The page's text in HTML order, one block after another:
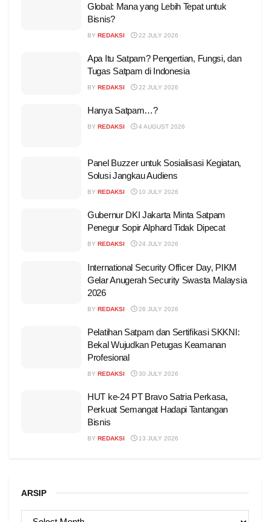
Global: Mana yang Lebih Tepat untuk
Bisnis?
BY REDAKSI 22 JULY 2026
Apa Itu Satpam? Pengertian, Fungsi, dan
Tugas Satpam di Indonesia
BY REDAKSI 22 JULY 2026
Hanya Satpam…?
BY REDAKSI 4 AUGUST 2026
Panel Buzzer untuk Sosialisasi Kegiatan,
Solusi Jangkau Audiens
BY REDAKSI 10 JULY 2026
Gubernur DKI Jakarta Minta Satpam
Penegur Sopir Alphard Tidak Dipecat
BY REDAKSI 24 JULY 2026
International Security Officer Day, PIKM
Gelar Anugerah Security Swasta Malaysia
2026
BY REDAKSI 26 JULY 2026
Pelatihan Satpam dan Sertifikasi SKKNI:
Bekal Wujudkan Petugas Keamanan
Profesional
BY REDAKSI 30 JULY 2026
HUT ke-24 PT Bravo Satria Perkasa,
Perkuat Semangat Hadapi Tantangan
Bisnis
BY REDAKSI 13 JULY 2026
ARSIP
ARSIP